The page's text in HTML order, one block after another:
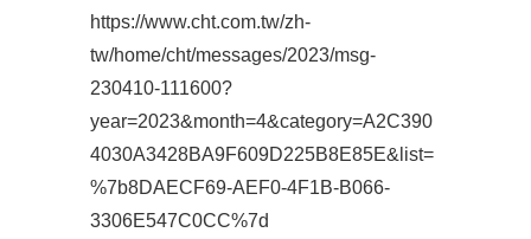
https://www.cht.com.tw/zh-
tw/home/cht/messages/2023/msg-
230410-111600?
year=2023&month=4&category=A2C390
4030A3428BA9F609D225B8E85E&list=
%7b8DAECF69-AEF0-4F1B-B066-
3306E547C0CC%7d